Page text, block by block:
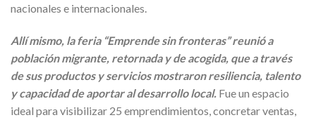
nacionales e internacionales.
Allí mismo, la feria “Emprende sin fronteras” reunió a
población migrante, retornada y de acogida, que a través
de sus productos y servicios mostraron resiliencia, talento
y capacidad de aportar al desarrollo local. Fue un espacio
ideal para visibilizar 25 emprendimientos, concretar ventas,